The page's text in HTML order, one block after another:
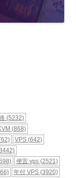
(5232)
(868)
VPS(642)
便宜 vps(2521)
年付 VPS(3920)